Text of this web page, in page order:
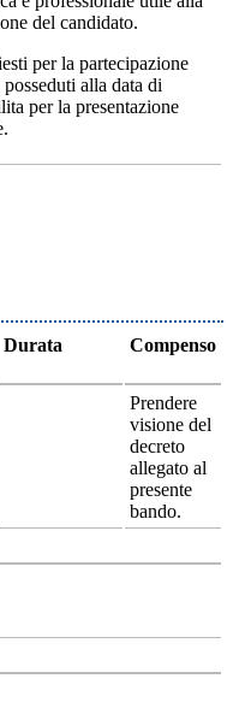
del candidato.
per la partecipazione
posseduti alla data di
per la presentazione
Durata Compenso
Prendere
visione del
decreto
allegato al
presente
bando.